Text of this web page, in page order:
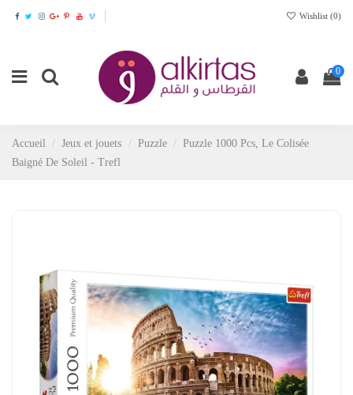
Wishlist (0)
0
Accueil Jeux et jouets Puzzle
Puzzle 1000 Pcs, Le Colisée
Baigné De Soleil - Trefl